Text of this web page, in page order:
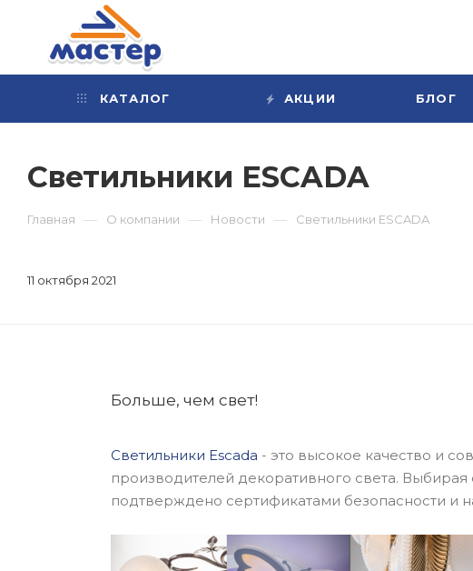
КАТАЛОГ АКЦИИ БЛОГ
Светильники ESCADA
Главная — О компании — Новости — Светильники ESCADA
11 октября 2021
Больше, чем свет!
Светильники Escada - это высокое качество и
производителей декоративного света.
подтверждено сертификатами безопасности и